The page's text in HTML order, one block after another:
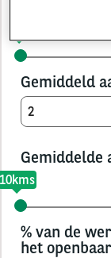
Aantal
Gemiddeld
Gemiddelde
% van de
het